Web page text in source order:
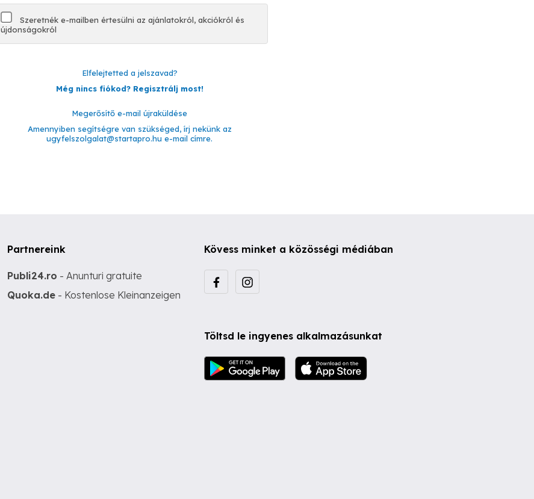
Szeretnék e-mailben értesülni az ajánlatokról, akciókról és
újdonságokról
Elfelejtetted a jelszavad?
Még nincs fiókod? Regisztrálj most!
Megerősítő e-mail újraküldése
Amennyiben segítségre van szükséged, írj nekünk az
ugyfelszolgalat@startapro.hu e-mail címre.
Partnereink
Publi24.ro - Anunturi gratuite
Quoka.de - Kostenlose Kleinanzeigen
Kövess minket a közösségi médiában
Töltsd le ingyenes alkalmazásunkat